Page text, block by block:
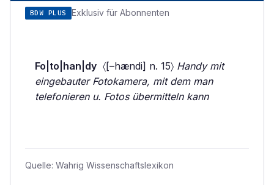
BDW PLUS Exklusiv für Abonnenten
Fo|to|han|dy 〈[–hændi] n. 15〉 Handy mit
eingebauter Fotokamera, mit dem man
telefonieren u. Fotos übermitteln kann
Quelle: Wahrig Wissenschaftslexikon